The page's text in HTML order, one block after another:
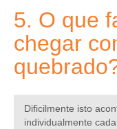
5. O que
chegar
Dificilmente isto
individualmente